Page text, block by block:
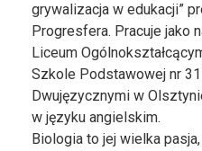
grywalizacja w edukacji”
Progresfera. Pracuje jako
Liceum
Szkole Podstawowej nr
Dwujęzycznymi w
w języku angielskim.
Biologia to jej wielka